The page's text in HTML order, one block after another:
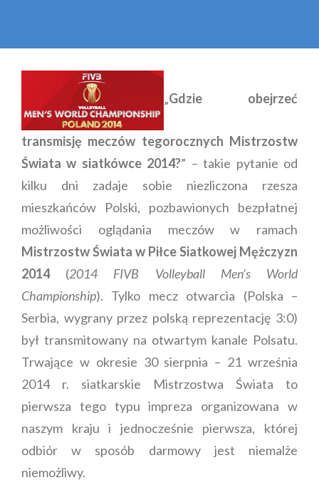
„Gdzie obejrzeć
transmisję meczów tegorocznych Mistrzostw
Świata w siatkówce 2014?” – takie pytanie od
kilku dni zadaje sobie niezliczona rzesza
mieszkańców Polski, pozbawionych bezpłatnej
możliwości oglądania meczów w ramach
Mistrzostw Świata w Piłce Siatkowej Mężczyzn
2014(2014 FIVB Volleyball Men’s World
Championship). Tylko mecz otwarcia (Polska –
Serbia, wygrany przez polską reprezentację 3:0)
był transmitowany na otwartym kanale Polsatu.
Trwające w okresie 30 sierpnia – 21 września
2014 r. siatkarskie Mistrzostwa Świata to
pierwsza tego typu impreza organizowana w
naszym kraju i jednocześnie pierwsza, której
odbiór w sposób darmowy jest niemalże
niemożliwy.